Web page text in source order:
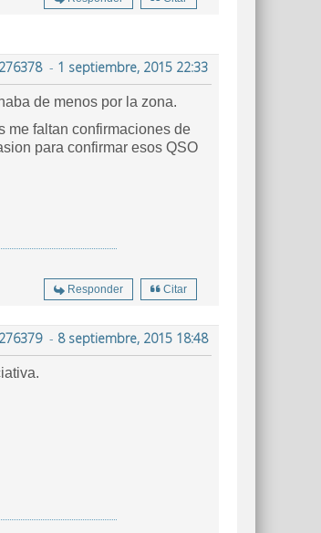
- 1 septiembre, 2015 22:33
de menos por la zona.
me faltan confirmaciones de
para confirmar esos QSO
Responder Citar
- 8 septiembre, 2015 18:48